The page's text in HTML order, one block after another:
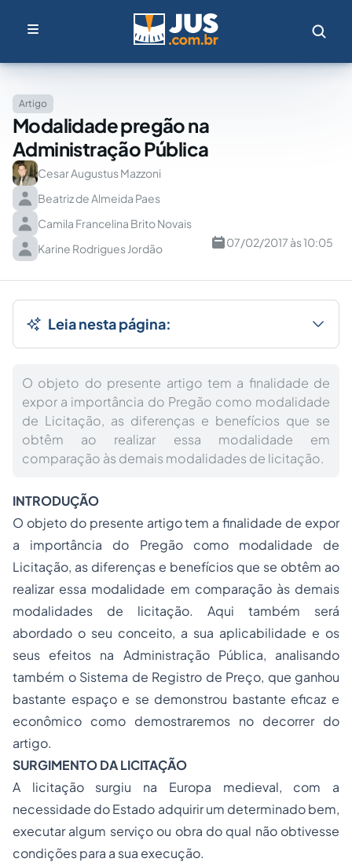
Artigo
Modalidade pregão na
Administração Pública
Cesar Augustus Mazzoni
Beatriz de Almeida Paes
Camila Francelina Brito Novais
Karine Rodrigues Jordão
07/02/2017 às 10:05
Leia nesta página:
O objeto do presente artigo tem a finalidade de
expor a importância do Pregão como modalidade
de Licitação, as diferenças e benefícios que se
obtêm ao realizar essa modalidade em
comparação às demais modalidades de licitação.
INTRODUÇÃO
O objeto do presente artigo tem a finalidade de expor
a importância do Pregão como modalidade de
Licitação, as diferenças e benefícios que se obtêm ao
realizar essa modalidade em comparação às demais
modalidades de licitação. Aqui também será
abordado o seu conceito, a sua aplicabilidade e os
seus efeitos na Administração Pública, analisando
também o Sistema de Registro de Preço, que ganhou
bastante espaço e se demonstrou bastante eficaz e
econômico como demostraremos no decorrer do
artigo.
SURGIMENTO DA LICITAÇÃO
A licitação surgiu na Europa medieval, com a
necessidade do Estado adquirir um determinado bem,
executar algum serviço ou obra do qual não obtivesse
condições para a sua execução.